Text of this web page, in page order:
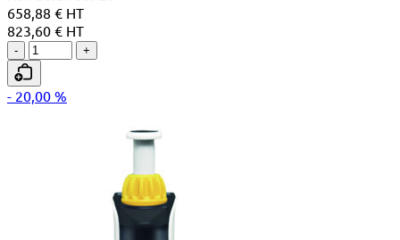
658,88 € HT
823,60 € HT
- +
- 20,00 %